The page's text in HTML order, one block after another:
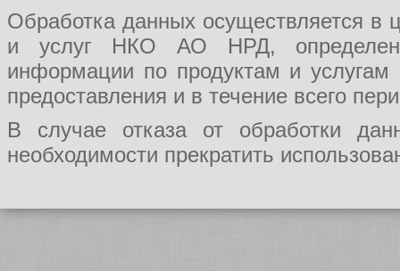
Обработка данных осуществляется в
и услуг НКО АО НРД, определения
информации по продуктам и
предоставления и в течение всего
В случае отказа от обработки
необходимости прекратить